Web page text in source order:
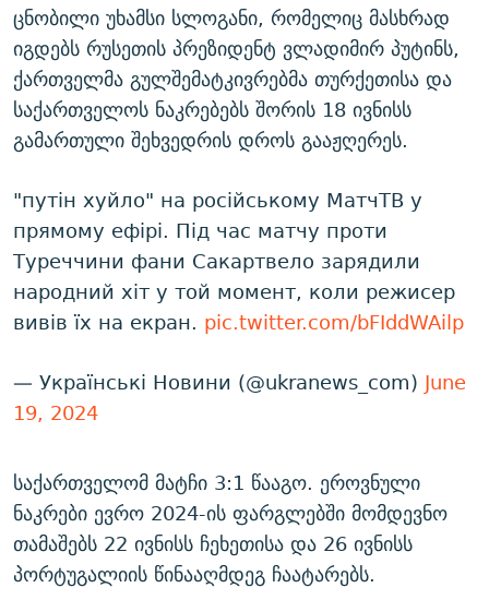
ცნობილი უხამსი სლოგანი, რომელიც მასხრად
იგდებს რუსეთის პრეზიდენტ ვლადიმირ პუტინს,
ქართველმა გულშემატკივრებმა თურქეთისა და
საქართველოს ნაკრებებს შორის 18 ივნისს
გამართული შეხვედრის დროს გააჟღერეს.
"путін хуйло" на російському МатчТВ у
прямому ефірі. Під час матчу проти
Туреччини фани Сакартвело зарядили
народний хіт у той момент, коли режисер
вивів їх на екран. pic.twitter.com/bFIddWAilp
— Українські Новини (@ukranews_com) June
19, 2024
საქართველომ მატჩი 3:1 წააგო. ეროვნული
ნაკრები ევრო 2024-ის ფარგლებში მომდევნო
თამაშებს 22 ივნისს ჩეხეთისა და 26 ივნისს
პორტუგალიის წინააღმდეგ ჩაატარებს.